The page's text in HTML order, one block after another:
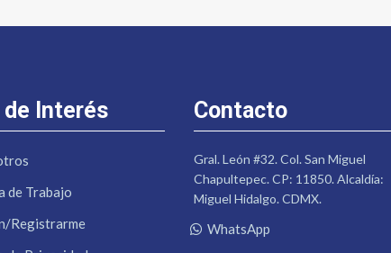
de Interés
de Trabajo
Registrarme
Contacto
Gral. León #32. Col. San Miguel
Chapultepec. CP: 11850. Alcaldía:
Miguel Hidalgo. CDMX.
WhatsApp